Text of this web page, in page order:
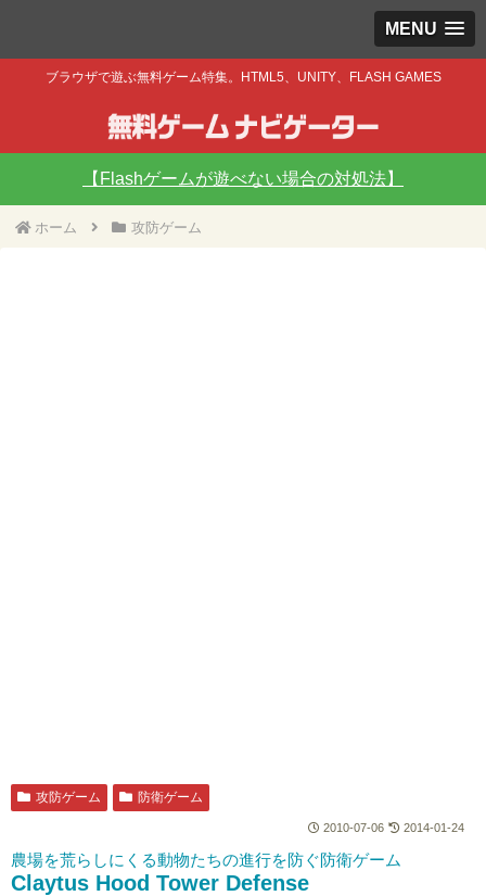
MENU
ブラウザで遊ぶ無料ゲーム特集。HTML5、UNITY、FLASH GAMES
【Flashゲームが遊べない場合の対処法】
ホーム 攻防ゲーム
攻防ゲーム 防衛ゲーム
2010-07-06 2014-01-24
農場を荒らしにくる動物たちの進行を防ぐ防衛ゲーム
Claytus Hood Tower Defense